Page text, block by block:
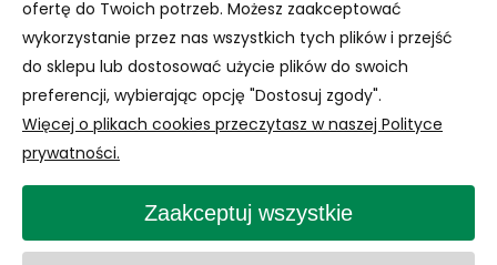
Rozwiń
Informacje
Obsługa Klienta
ofertę do Twoich potrzeb. Możesz zaakceptować
wykorzystanie przez nas wszystkich tych plików i przejść
do sklepu lub dostosować użycie plików do swoich
preferencji, wybierając opcję "Dostosuj zgody".
Więcej o plikach cookies przeczytasz w naszej Polityce
prywatności.
Zaakceptuj wszystkie